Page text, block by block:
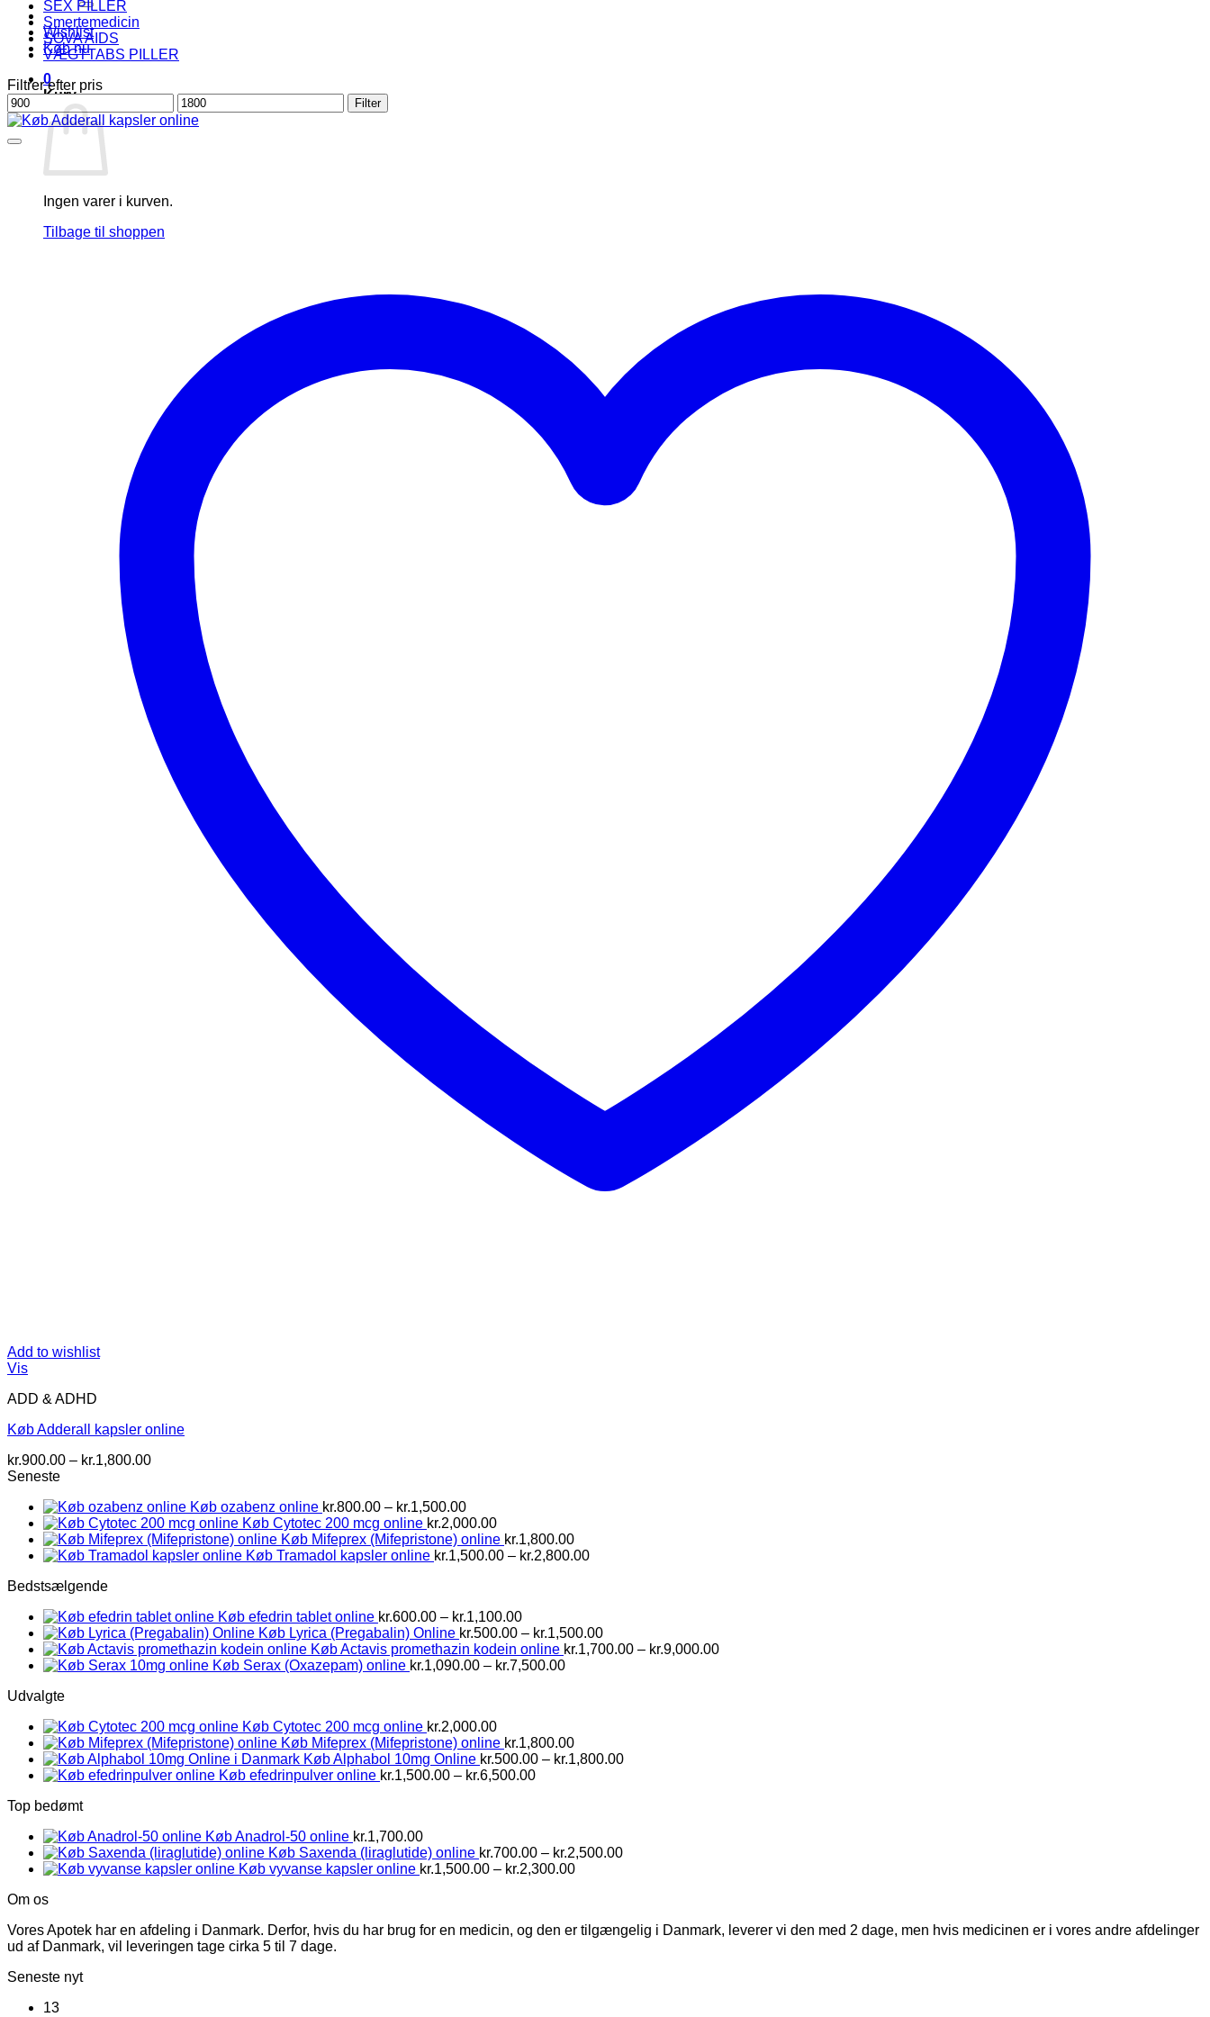
Wishlist
Køb nu
0
Kurv
Ingen varer i kurven.
Tilbage til shoppen
SEX PILLER
Smertemedicin
SOVA AIDS
VÆGTTABS PILLER
Filtrer efter pris
Mindste
pris
Højeste
pris
Filter
Add to wishlist
Vis
ADD & ADHD
Køb Adderall kapsler online
kr.900.00 – kr.1,800.00Prisinterval:
kr.1,800.00
Seneste
Køb ozabenz online kr.800.00 – kr.1,500.00Prisinterval:
kr.800.00
til
kr.1,500.00
Køb Cytotec 200 mcg online kr.2,000.00
Køb Mifeprex (Mifepristone) online kr.1,800.00
Køb Tramadol kapsler online kr.1,500.00 – kr.2,800.00Prisinterval:
Bedstsælgende
Køb efedrin tablet online kr.600.00 – kr.1,100.00Prisinterval:
kr.600.00
til
kr.1,100.00
Køb Lyrica (Pregabalin) Online kr.500.00 – kr.1,500.00Prisinterval:
kr.500.00
Køb Actavis promethazin kodein online kr.1,700.00 – kr.9,000.00Prisinterval:
Køb Serax (Oxazepam) online kr.1,090.00 – kr.7,500.00Prisinterval:
Udvalgte
Køb Cytotec 200 mcg online kr.2,000.00
Køb Mifeprex (Mifepristone) online kr.1,800.00
Køb Alphabol 10mg Online kr.500.00 – kr.1,800.00Prisinterval:
Køb efedrinpulver online kr.1,500.00 – kr.6,500.00Prisinterval:
Top bedømt
Køb Anadrol-50 online kr.1,700.00
Køb Saxenda (liraglutide) online kr.700.00 – kr.2,500.00Prisinterval:
Køb vyvanse kapsler online kr.1,500.00 – kr.2,300.00Prisinterval:
Om os
Vores Apotek har en afdeling i Danmark. Derfor, hvis du har brug for en medicin, og den er tilgængelig i Danmark, leverer vi den med 2 dage, men hvis medicinen er i vores andre afdelinger
ud af Danmark, vil leveringen tage cirka 5 til 7 dage.
Seneste nyt
13